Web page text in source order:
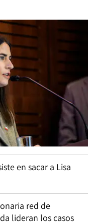
en sacar a Lisa
red de
lideran los casos